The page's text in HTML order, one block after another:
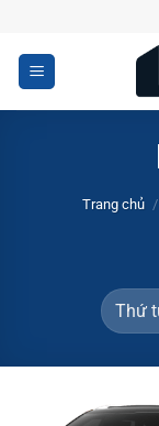
dung
Trang chủ /